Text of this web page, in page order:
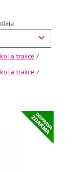
.
a trakce/
a trakce/